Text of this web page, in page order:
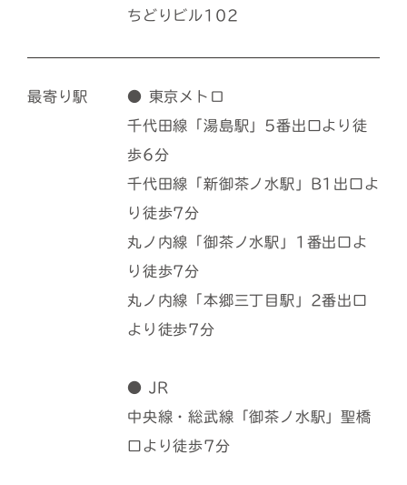
ちどりビル102
最寄り駅
● 東京メトロ
千代田線「湯島駅」5番出口より徒
歩6分
千代田線「新御茶ノ水駅」B1出口よ
り徒歩7分
丸ノ内線「御茶ノ水駅」1番出口よ
り徒歩7分
丸ノ内線「本郷三丁目駅」2番出口
より徒歩7分
● JR
中央線・総武線「御茶ノ水駅」聖橋
口より徒歩7分